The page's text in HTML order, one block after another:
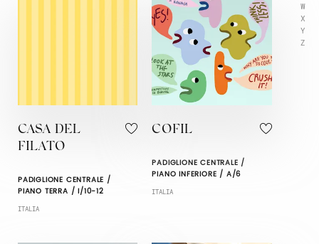
W
X
Y
Z
CASA DEL
FILATO
PADIGLIONE CENTRALE /
PIANO TERRA / I/10-12
ITALIA
COFIL
PADIGLIONE CENTRALE /
PIANO INFERIORE / A/6
ITALIA